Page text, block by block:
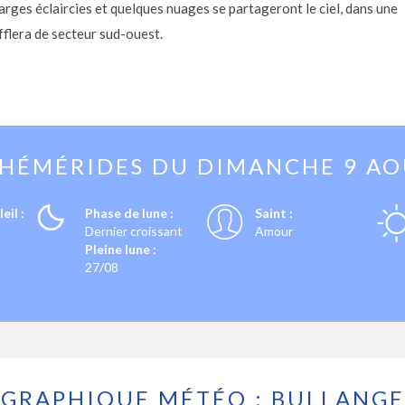
éclaircies et quelques nuages se partageront le ciel, dans une
de secteur sud-ouest.
DU DIMANCHE 9
:
Phase de lune :
Dernier croissant
Pleine lune :
27/08
Saint :
Amour
GRAPHIQUE MÉTÉO : BULLANGE